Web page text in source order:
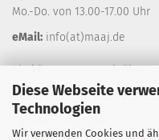
Diese Webseite
Technologien
Wir verwenden Cookies und
Mo.-Do. von 13.00-17.00 Uhr
eMail: info(at)maaj.de
Sie können uns auch über
Gerne rufen wir Sie auf
Call-Back-Formular